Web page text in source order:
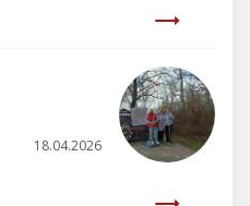
18.04.2026